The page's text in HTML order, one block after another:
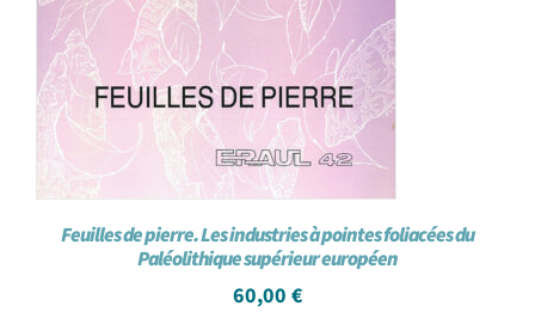
Feuilles de pierre. Les industries à pointes foliacées du
Paléolithique supérieur européen
60,00 €